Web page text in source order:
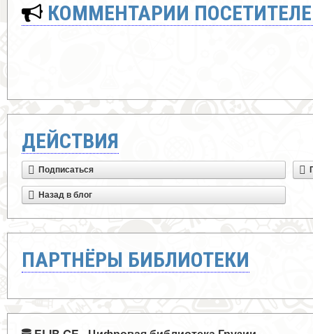
КОММЕНТАРИИ
ДЕЙСТВИЯ
Подписаться
Назад в блог
ПАРТНЁРЫ БИБЛИОТЕКИ